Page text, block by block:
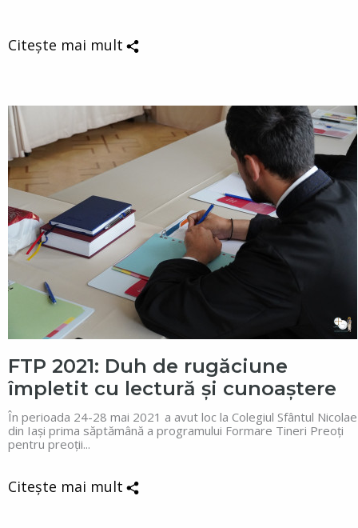
Citește mai mult
FTP 2021: Duh de rugăciune
împletit cu lectură și cunoaștere
În perioada 24-28 mai 2021 a avut loc la Colegiul Sfântul Nicolae
din Iași prima săptămână a programului Formare Tineri Preoți
pentru preoții...
Citește mai mult